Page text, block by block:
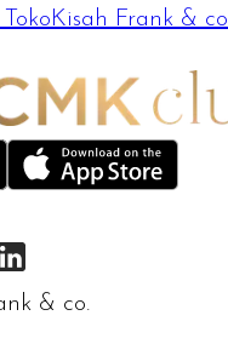
Kisah Frank & co.
& co.